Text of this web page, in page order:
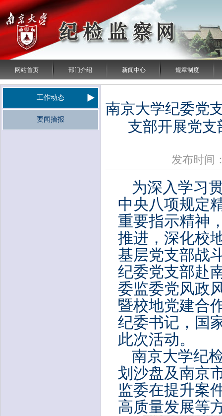
网站首页 部门介绍 新闻中心 规章制度
工作动态
要闻摘报
南京大学纪委党
支部开展党
发布时间
为深入学习
中央八项规定
重要指示精神
推进，深化校
基层党支部战
纪委党支部赴
委监委党风政
暨校地党建合
纪委书记，国
此次活动。
南京大学纪
划沙盘及南京
监委在提升案
高质量发展等